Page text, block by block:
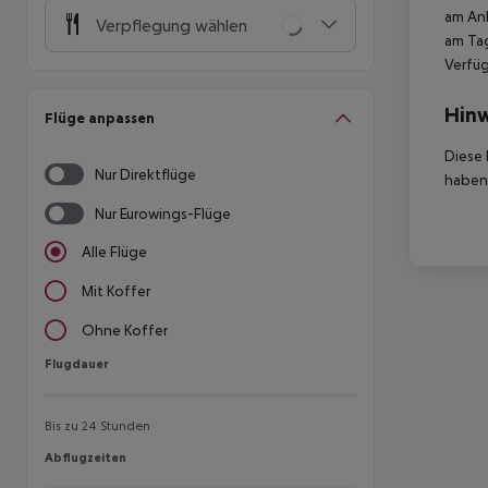
Verpflegung wählen
Flüge anpassen
Nur Direktflüge
Nur Eurowings-Flüge
Alle Flüge
Mit Koffer
Ohne Koffer
Flugdauer
Flugdauer
Bis zu 24 Stunden
Abflugzeiten
Abflugzeiten
am
am
Diese